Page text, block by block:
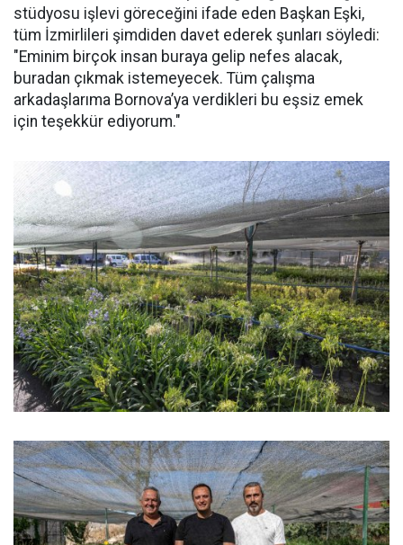
stüdyosu işlevi göreceğini ifade eden Başkan Eşki,
tüm İzmirlileri şimdiden davet ederek şunları söyledi:
"Eminim birçok insan buraya gelip nefes alacak,
buradan çıkmak istemeyecek. Tüm çalışma
arkadaşlarıma Bornova’ya verdikleri bu eşsiz emek
için teşekkür ediyorum."